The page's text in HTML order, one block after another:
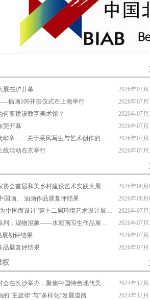
展在沪开幕
2026年07
插画100开班仪式在上海举行
2026年07
要建设数字美术馆？
2026年07
莞开幕
2026年07
屈健 | 扎根生活沃土 谱写时代华章——关于采风写生与艺术创作的思考
2026年07
线活动在京举行
2026年07
艺术赋美乡村——中国美术家协会首届和美乡村建设艺术实践大展征稿通知
2026年08
国画、 油画作品展复评结果
2026年08
中国美协艺委会届展系列：“为中国而设计”第十二届环境艺术设计展览征稿通知
2026年07
中国美协艺委会学术研究展系列：观物澄象——水彩画写生作品展览征稿通知
2026年07
展初评结果
2026年07
展复评结果
2026年07
权
第三届全国青年美术理论研讨会在长沙举办，聚焦中国特色现代美术理论探索
2024年12
“主旋律”与“多样化”发展道路
2024年12